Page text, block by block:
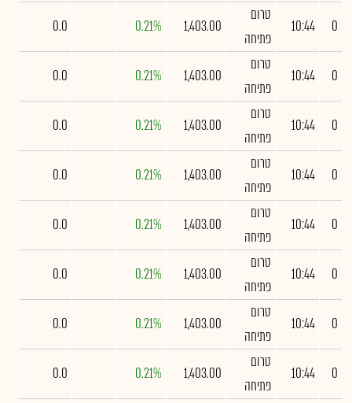
0
10:44
טרום
פתיחה
1,403.00
0.21%
0.0
0
10:44
טרום
פתיחה
1,403.00
0.21%
0.0
0
10:44
טרום
פתיחה
1,403.00
0.21%
0.0
0
10:44
טרום
פתיחה
1,403.00
0.21%
0.0
0
10:44
טרום
פתיחה
1,403.00
0.21%
0.0
0
10:44
טרום
פתיחה
1,403.00
0.21%
0.0
0
10:44
טרום
פתיחה
1,403.00
0.21%
0.0
0
10:44
טרום
פתיחה
1,403.00
0.21%
0.0